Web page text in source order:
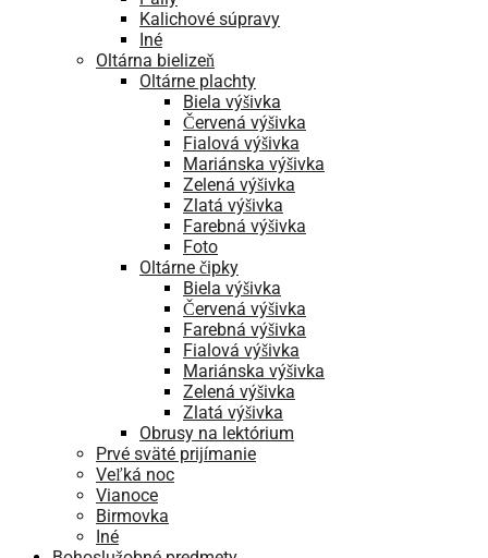
Kalichové súpravy
Iné
Oltárna bielizeň
Oltárne plachty
Biela výšivka
Červená výšivka
Fialová výšivka
Mariánska výšivka
Zelená výšivka
Zlatá výšivka
Farebná výšivka
Foto
Oltárne čipky
Biela výšivka
Červená výšivka
Farebná výšivka
Fialová výšivka
Mariánska výšivka
Zelená výšivka
Zlatá výšivka
Obrusy na lektórium
Prvé sväté prijímanie
Veľká noc
Vianoce
Birmovka
Iné